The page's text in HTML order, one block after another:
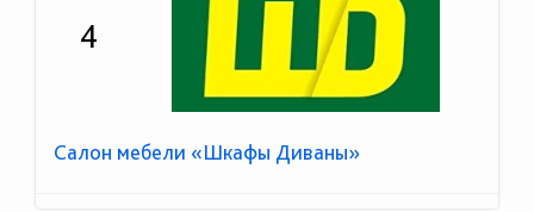
4
Салон мебели «Шкафы Диваны»